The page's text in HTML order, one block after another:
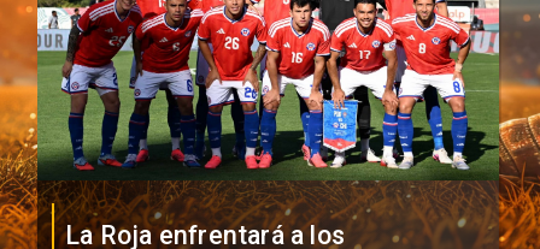
La Roja enfrentará a los